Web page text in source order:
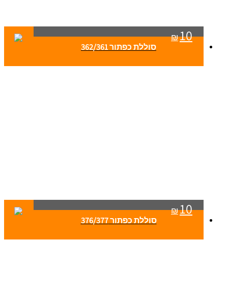
₪10
סוללת כפתור 362/361
₪10
סוללת כפתור 376/377